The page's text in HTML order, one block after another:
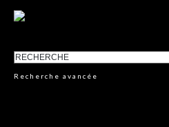
Recherche avancée